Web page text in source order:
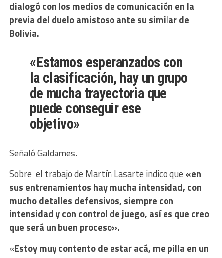
dialogó con los medios de comunicación en la
previa del duelo amistoso ante su similar de
Bolivia.
«Estamos esperanzados con
la clasificación, hay un grupo
de mucha trayectoria que
puede conseguir ese
objetivo»
Señaló Galdames.
Sobre el trabajo de Martín Lasarte indico que «en
sus entrenamientos hay mucha intensidad, con
mucho detalles defensivos, siempre con
intensidad y con control de juego, así es que creo
que será un buen proceso».
«Estoy muy contento de estar acá, me pilla en un